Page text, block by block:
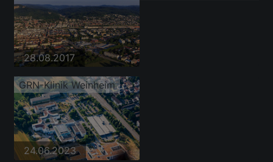
28.08.2017
GRN-Klinik Weinheim
24.06.2023